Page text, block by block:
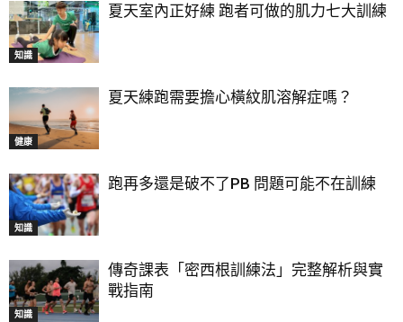
知識
夏天室內正好練 跑者可做的肌力七大訓練
健康
夏天練跑需要擔心橫紋肌溶解症嗎？
知識
跑再多還是破不了PB 問題可能不在訓練
知識
傳奇課表「密西根訓練法」完整解析與實
戰指南